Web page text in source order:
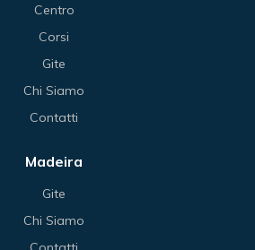
Centro
Corsi
Gite
Chi Siamo
Contatti
Madeira
Gite
Chi Siamo